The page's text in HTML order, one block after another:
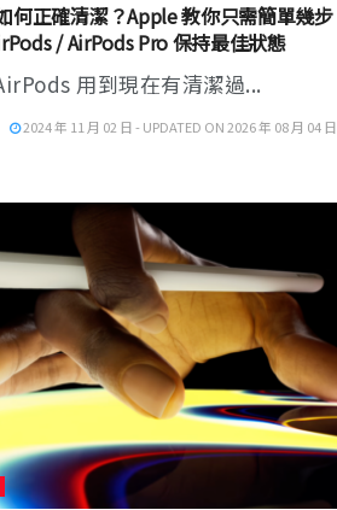
何正確清潔？Apple 教你只需簡單幾步
/ AirPods Pro 保持最佳狀態
用到現在有清潔過...
2024 年 11 月 02 日 - UPDATED ON 2026 年 08 月 04 日